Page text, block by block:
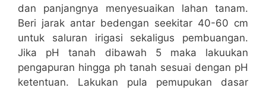
dan panjangnya menyesuaikan lahan tanam.
Beri jarak antar bedengan seekitar 40-60 cm
untuk saluran irigasi sekaligus pembuangan.
Jika pH tanah dibawah 5 maka lakuukan
pengapuran hingga ph tanah sesuai dengan pH
ketentuan. Lakukan pula pemupukan dasar